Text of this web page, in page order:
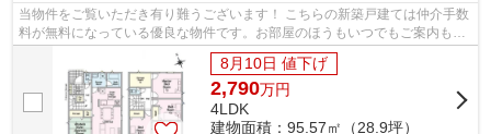
当物件をご覧いただき有り難うございます！ こちらの新築戸建ては仲介手数
料が無料になっている優良な物件です。お部屋のほうもいつでもご案内もさ
せて頂きますのでお気軽にお問合せ下...
8月10日 値下げ
2,790万円
4LDK
建物面積：95.57㎡（28.9坪）